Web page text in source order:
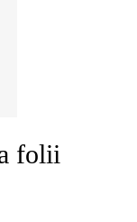
folii